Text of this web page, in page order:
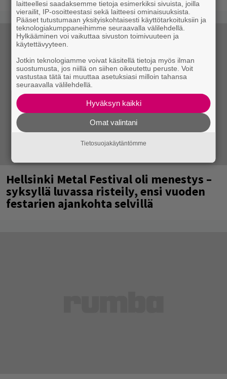
Hellsinki Metal Festival oli menestys –
syksyllä luvassa risteily, ensi vuoden
festarien ajankohta selvillä
laitteellesi saadaksemme tietoja esimerkiksi sivuista, joilla
vierailit, IP-osoitteestasi sekä laitteesi ominaisuuksista.
Pääset tutustumaan yksityiskohtaisesti käyttötarkoituksiin ja
teknologiakumppaneihimme seuraavalla välilehdellä.
Hylkääminen voi vaikuttaa sivuston toimivuuteen ja
käytettävyyteen.
Jotkin teknologiamme voivat käsitellä tietoja myös ilman
suostumusta, jos niillä on siihen oikeutettu peruste. Voit
vastustaa tätä tai muuttaa asetuksiasi milloin tahansa
seuraavalla välilehdellä.
Hyväksyn kaikki
Omat valintani
Tietosuojakäytäntömme